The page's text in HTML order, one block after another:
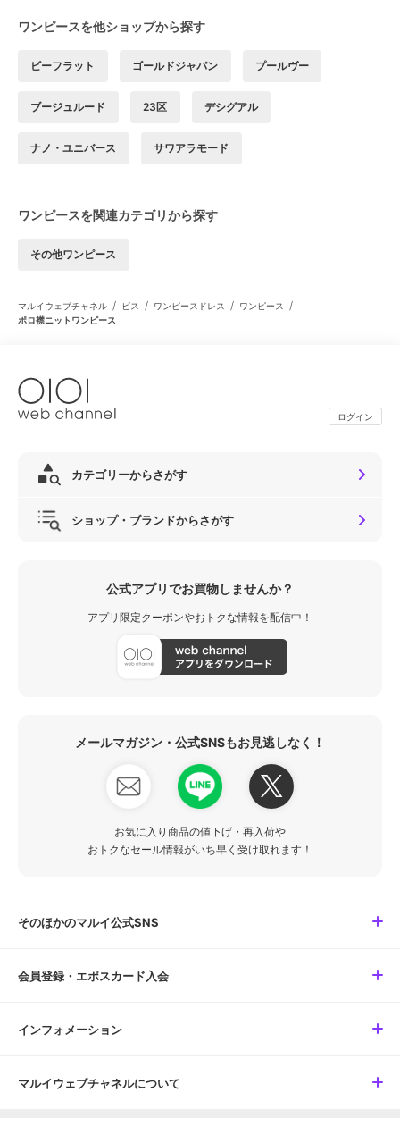
ワンピースを他ショップから探す
ビーフラット ゴールドジャパン プールヴー
ブージュルード 23区 デシグアル
ナノ・ユニバース サワアラモード
ワンピースを関連カテゴリから探す
その他ワンピース
マルイウェブチャネル / ビス / ワンピースドレス / ワンピース /
ポロ襟ニットワンピース
ログイン
カテゴリーからさがす
ショップ・ブランドからさがす
公式アプリでお買物しませんか？
アプリ限定クーポンやおトクな情報を配信中！
メールマガジン・公式SNSもお見逃しなく！
お気に入り商品の値下げ・再入荷や
おトクなセール情報がいち早く受け取れます！
そのほかのマルイ公式SNS
会員登録・エポスカード入会
インフォメーション
マルイウェブチャネルについて